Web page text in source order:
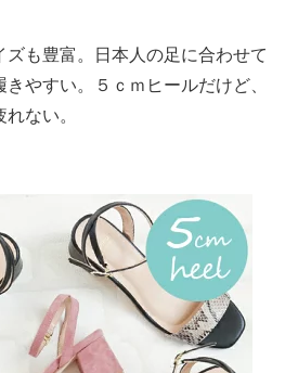
ズも豊富。日本人の足に合わせて
やすい。５ｃｍヒールだけど、
ない。